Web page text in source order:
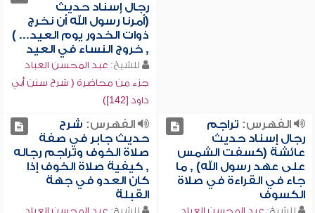
رجال إسناد حديث
(أمرنا رسول الله أن نخرج
ذوات الخدور يوم العيد... )
, خروج النساء في العيد
للشيخ: عبد المحسن العباد
جزء من محاضرة ( شرح سنن أبي
داود [142])
الفهرس: تراجم
رجال إسناد حديث
عائشة (كسفت الشمس
على عهد رسول الله) , ما
جاء في القراءة في صلاة
الكسوف
للشيخ: عبد المحسن العباد
الفهرس: شرح
حديث جابر في صفة
صلاة الخوف وتراجم رجاله
, كيفية صلاة الخوف إذا
كان العدو في جهة
القبلة
للشيخ: عبد المحسن العباد